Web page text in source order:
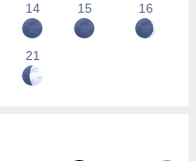
14 15 16
21